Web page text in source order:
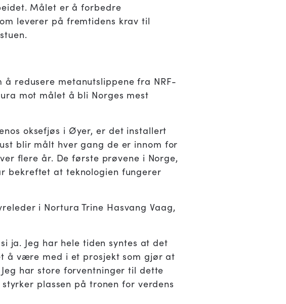
Målet er å forbedre
leverer på fremtidens krav til
redusere metanutslippene fra NRF-
mot målet å bli Norges mest
oksefjøs i Øyer, er det installert
blir målt hver gang de er innom for
flere år. De første prøvene i Norge,
bekreftet at teknologien fungerer
i Nortura Trine Hasvang Vaag,
ja. Jeg har hele tiden syntes at det
å være med i et prosjekt som gjør at
har store forventninger til dette
plassen på tronen for verdens